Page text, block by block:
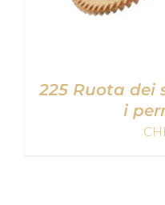
225 Ruota dei
i